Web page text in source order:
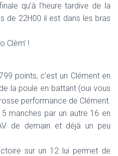
qu’à l’heure tardive de la
de 22H00 il est dans les bras
Clèm’ !
points, c’est un Clément en
la poule en battant (oui vous
performance de Clément.
manches par un autre 16 en
de demain et déjà un peu
sur un 12 lui permet de